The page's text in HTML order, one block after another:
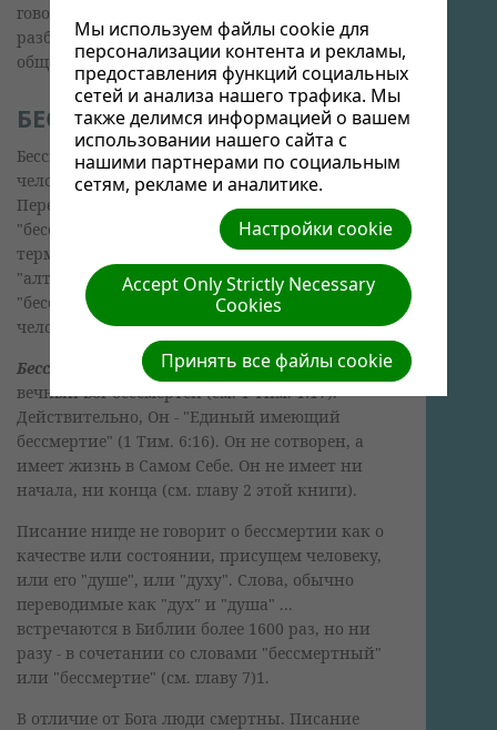
говорил с Саулом, то кто же? Давайте
разберемся, что говорит Библия о смерти,
общении с мертвыми и воскресении.
БЕССМЕРТИЕ И СМЕРТЬ
Бессмертие - это состояние или качество
человека, не подверженного смерти.
Переводчики Писания использовали слово
"бессмертие" для перевода древнегреческих
терминов "атаназия" (отсутствие смерти) и
"алтарсия" (нетление). Что означает
"бессмертие" по отношению к Богу и к
человеку?
Бессмертие.
Писание открывает нам, что
вечный Бог бессмертен (см. 1 Тим. 1:17).
Действительно, Он - "Единый имеющий
бессмертие" (1 Тим. 6:16). Он не сотворен, а
имеет жизнь в Самом Себе. Он не имеет ни
начала, ни конца (см. главу 2 этой книги).
Писание нигде не говорит о бессмертии как о
качестве или состоянии, присущем человеку,
или его "душе", или "духу". Слова, обычно
переводимые как "дух" и "душа" ...
встречаются в Библии более 1600 раз, но ни
разу - в сочетании со словами "бессмертный"
или "бессмертие" (см. главу 7)1.
В отличие от Бога люди смертны. Писание
Мы используем файлы cookie для
персонализации контента и рекламы,
предоставления функций социальных
сетей и анализа нашего трафика. Мы
также делимся информацией о вашем
использовании нашего сайта с
нашими партнерами по социальным
сетям, рекламе и аналитике.
Настройки cookie
Accept Only Strictly Necessary
Cookies
Принять все файлы cookie